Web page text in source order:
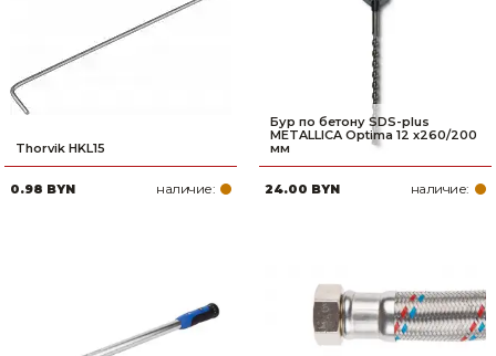
Thorvik HKL15
0.98 BYN наличие:
Бур по бетону SDS-plus
METALLICA Optima 12 х260/200
мм
24.00 BYN наличие: